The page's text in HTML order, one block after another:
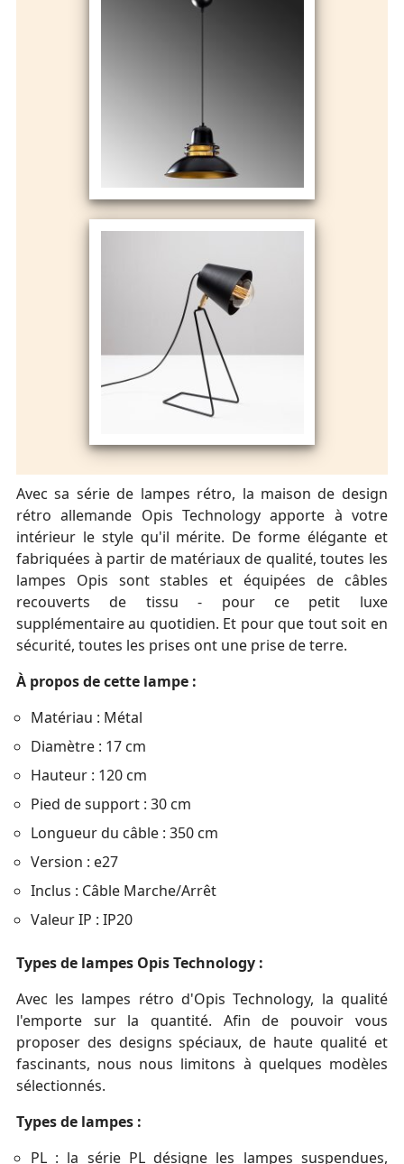
Avec sa série de lampes rétro, la maison de design
rétro allemande Opis Technology apporte à votre
intérieur le style qu'il mérite. De forme élégante et
fabriquées à partir de matériaux de qualité, toutes les
lampes Opis sont stables et équipées de câbles
recouverts de tissu - pour ce petit luxe
supplémentaire au quotidien. Et pour que tout soit en
sécurité, toutes les prises ont une prise de terre.
À propos de cette lampe :
Matériau : Métal
Diamètre : 17 cm
Hauteur : 120 cm
Pied de support : 30 cm
Longueur du câble : 350 cm
Version : e27
Inclus : Câble Marche/Arrêt
Valeur IP : IP20
Types de lampes Opis Technology :
Avec les lampes rétro d'Opis Technology, la qualité
l'emporte sur la quantité. Afin de pouvoir vous
proposer des designs spéciaux, de haute qualité et
fascinants, nous nous limitons à quelques modèles
sélectionnés.
Types de lampes :
PL : la série PL désigne les lampes suspendues,